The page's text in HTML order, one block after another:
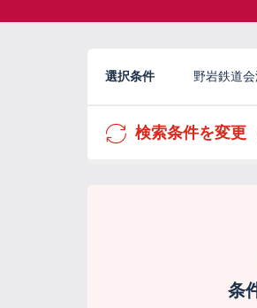
選択条件 野岩鉄道
検索条件を変更
条